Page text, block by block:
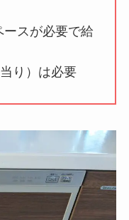
スが必要で給
り）は必要